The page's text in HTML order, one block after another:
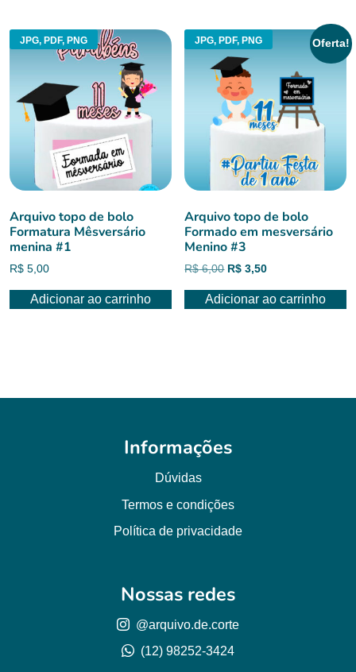
JPG, PDF, PNG
Arquivo topo de bolo
Formatura Mêsversário
menina #1
R$ 5,00
Adicionar ao carrinho
JPG, PDF, PNG Oferta!
Arquivo topo de bolo
Formado em mesversário
Menino #3
R$6,00 O
original
R$ 3,50O
atual
Adicionar ao carrinho
Informações
Dúvidas
Termos e condições
Política de privacidade
Nossas redes
@arquivo.de.corte
(12) 98252-3424